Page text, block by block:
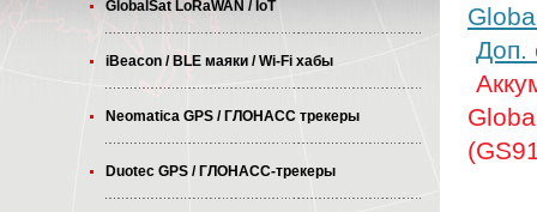
GlobalSat LoRaWAN / IoT
iBeacon / BLE маяки / Wi-Fi хабы
Neomatica GPS / ГЛОНАСС трекеры
Duotec GPS / ГЛОНАСС-трекеры
Доп.